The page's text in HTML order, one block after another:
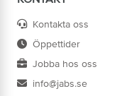
Kontakta oss
Öppettider
Jobba hos oss
info@jabs.se